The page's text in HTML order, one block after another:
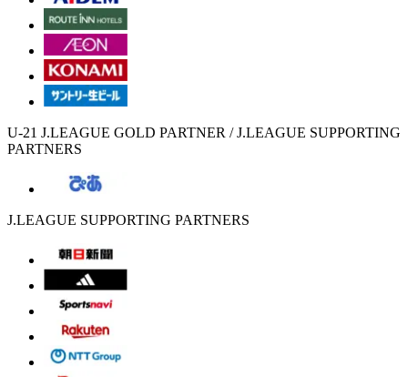
U-21 J.LEAGUE GOLD PARTNER / J.LEAGUE SUPPORTING
PARTNERS
J.LEAGUE SUPPORTING PARTNERS